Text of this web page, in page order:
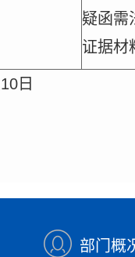
疑函需
证据材
10 日
部门概